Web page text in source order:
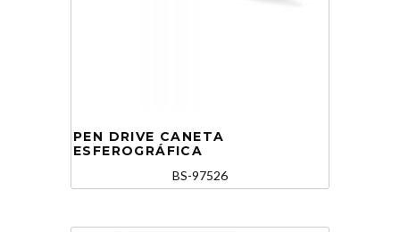
PEN DRIVE CANETA
ESFEROGRÁFICA
BS-97526